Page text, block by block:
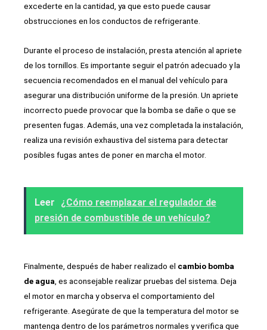
excederte en la cantidad, ya que esto puede causar
obstrucciones en los conductos de refrigerante.
Durante el proceso de instalación, presta atención al apriete
de los tornillos. Es importante seguir el patrón adecuado y la
secuencia recomendados en el manual del vehículo para
asegurar una distribución uniforme de la presión. Un apriete
incorrecto puede provocar que la bomba se dañe o que se
presenten fugas. Además, una vez completada la instalación,
realiza una revisión exhaustiva del sistema para detectar
posibles fugas antes de poner en marcha el motor.
Leer
¿Cómo reemplazar el regulador de
presión de combustible de un vehículo?
Finalmente, después de haber realizado el cambio bomba
de agua , es aconsejable realizar pruebas del sistema. Deja
el motor en marcha y observa el comportamiento del
refrigerante. Asegúrate de que la temperatura del motor se
mantenga dentro de los parámetros normales y verifica que